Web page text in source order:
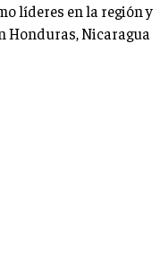
líderes en la región y
Honduras, Nicaragua